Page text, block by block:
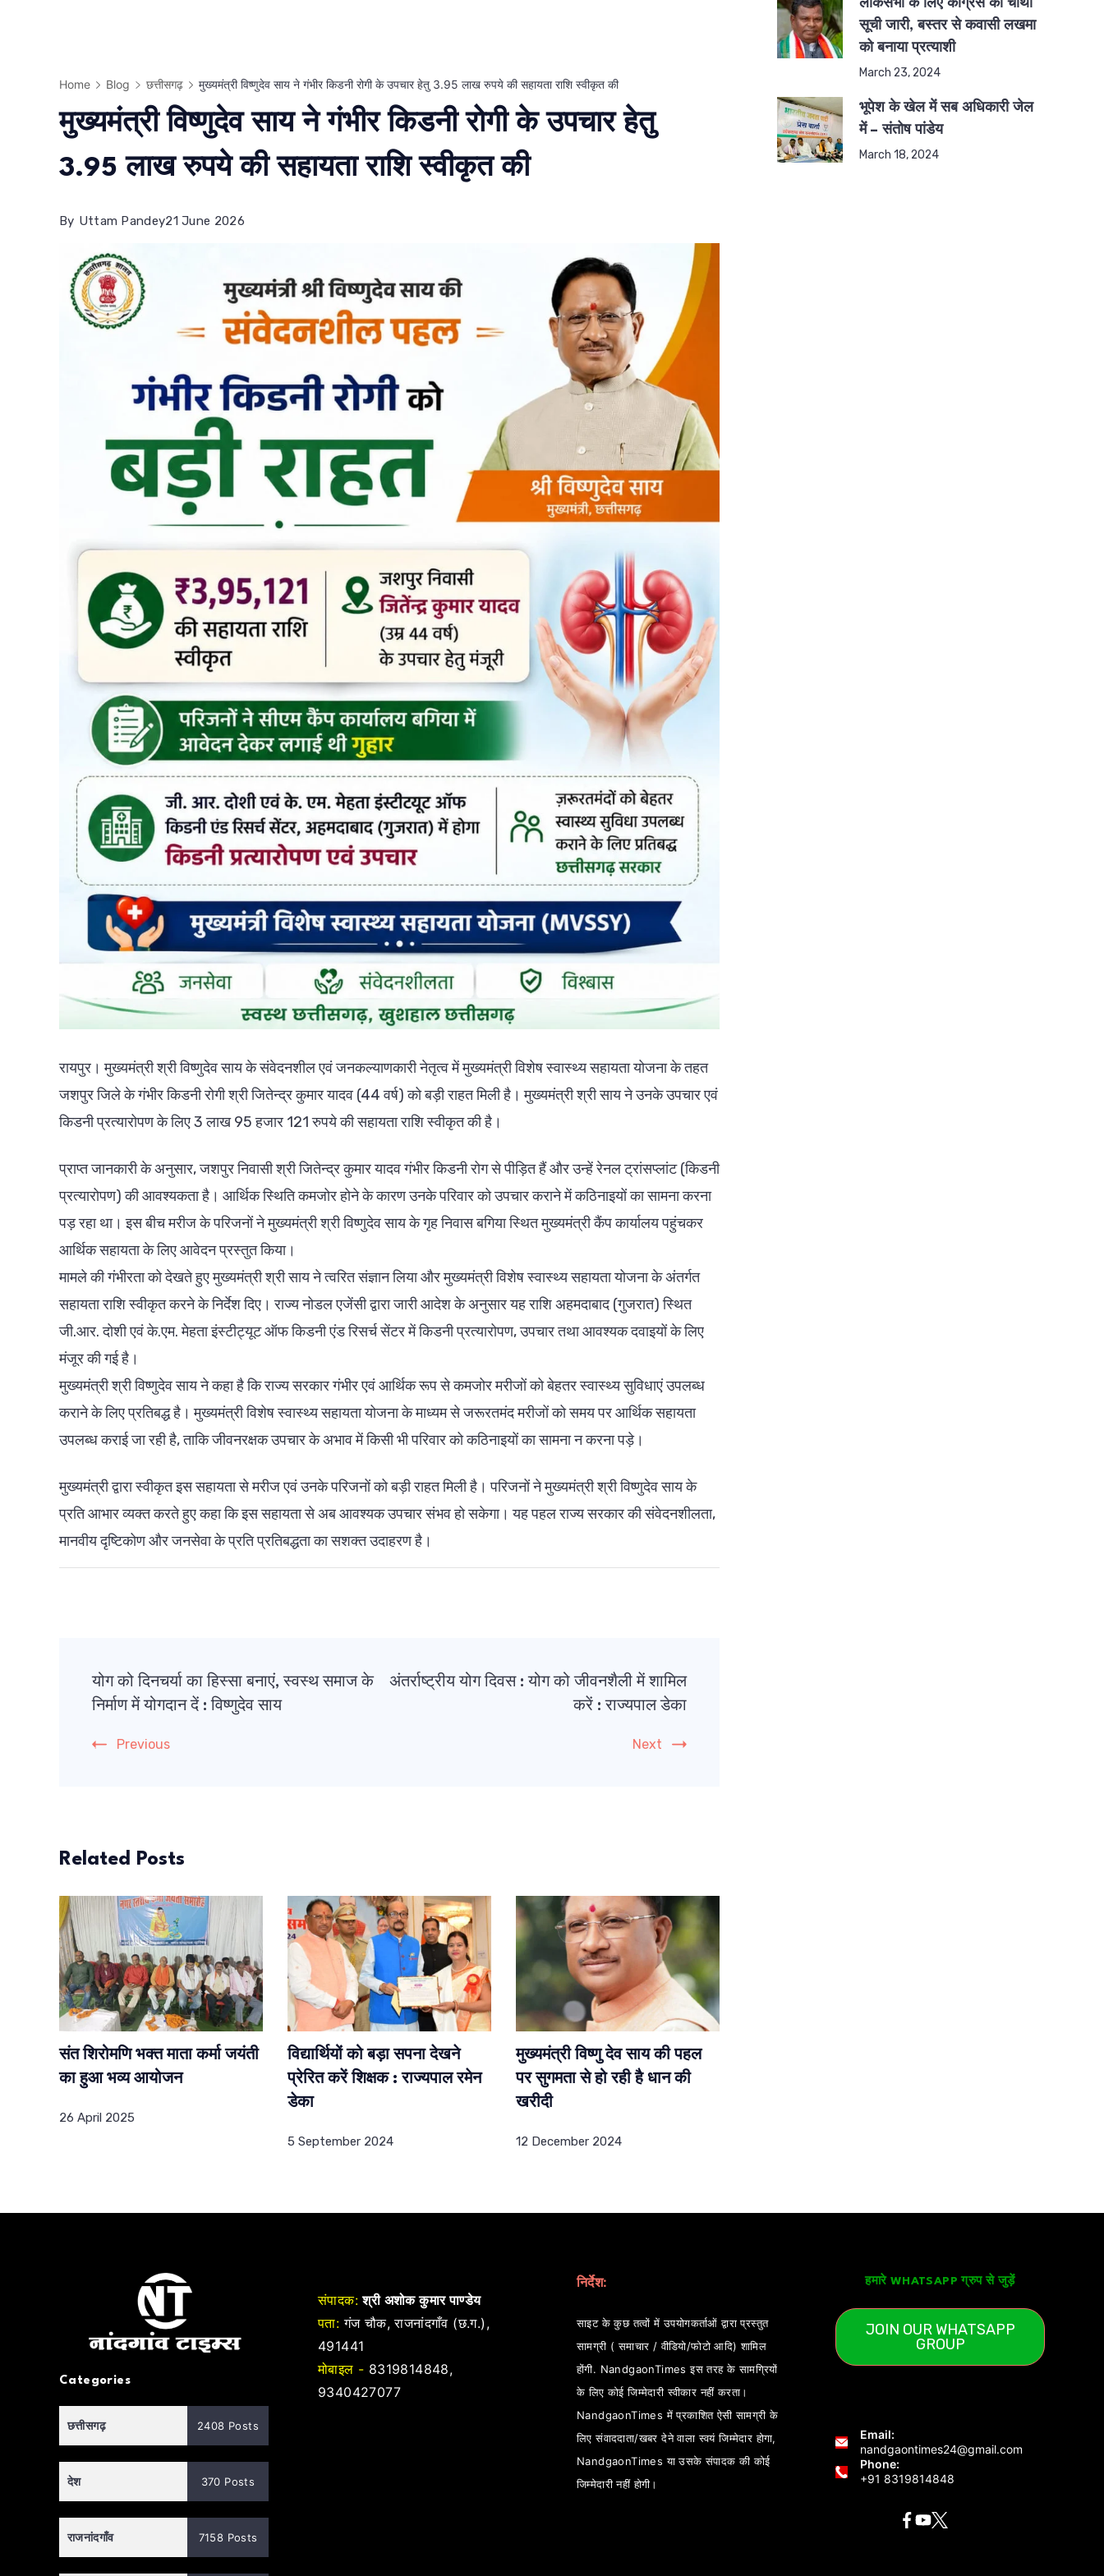
Home Blog छत्तीसगढ़ मुख्यमंत्री विष्णुदेव साय ने गंभीर किडनी रोगी के उपचार हेतु 3.95 लाख रुपये की सहायता राशि स्वीकृत की
मुख्यमंत्री विष्णुदेव साय ने गंभीर किडनी रोगी के उपचार हेतु
3.95 लाख रुपये की सहायता राशि स्वीकृत की
By Uttam Pandey21 June 2026
रायपुर। मुख्यमंत्री श्री विष्णुदेव साय के संवेदनशील एवं जनकल्याणकारी नेतृत्व में मुख्यमंत्री विशेष स्वास्थ्य सहायता योजना के तहत
जशपुर जिले के गंभीर किडनी रोगी श्री जितेन्द्र कुमार यादव (44 वर्ष) को बड़ी राहत मिली है। मुख्यमंत्री श्री साय ने उनके उपचार एवं
किडनी प्रत्यारोपण के लिए 3 लाख 95 हजार 121 रुपये की सहायता राशि स्वीकृत की है।
प्राप्त जानकारी के अनुसार, जशपुर निवासी श्री जितेन्द्र कुमार यादव गंभीर किडनी रोग से पीड़ित हैं और उन्हें रेनल ट्रांसप्लांट (किडनी
प्रत्यारोपण) की आवश्यकता है। आर्थिक स्थिति कमजोर होने के कारण उनके परिवार को उपचार कराने में कठिनाइयों का सामना करना
पड़ रहा था। इस बीच मरीज के परिजनों ने मुख्यमंत्री श्री विष्णुदेव साय के गृह निवास बगिया स्थित मुख्यमंत्री कैंप कार्यालय पहुंचकर
आर्थिक सहायता के लिए आवेदन प्रस्तुत किया।
मामले की गंभीरता को देखते हुए मुख्यमंत्री श्री साय ने त्वरित संज्ञान लिया और मुख्यमंत्री विशेष स्वास्थ्य सहायता योजना के अंतर्गत
सहायता राशि स्वीकृत करने के निर्देश दिए। राज्य नोडल एजेंसी द्वारा जारी आदेश के अनुसार यह राशि अहमदाबाद (गुजरात) स्थित
जी.आर. दोशी एवं के.एम. मेहता इंस्टीट्यूट ऑफ किडनी एंड रिसर्च सेंटर में किडनी प्रत्यारोपण, उपचार तथा आवश्यक दवाइयों के लिए
मंजूर की गई है।
मुख्यमंत्री श्री विष्णुदेव साय ने कहा है कि राज्य सरकार गंभीर एवं आर्थिक रूप से कमजोर मरीजों को बेहतर स्वास्थ्य सुविधाएं उपलब्ध
कराने के लिए प्रतिबद्ध है। मुख्यमंत्री विशेष स्वास्थ्य सहायता योजना के माध्यम से जरूरतमंद मरीजों को समय पर आर्थिक सहायता
उपलब्ध कराई जा रही है, ताकि जीवनरक्षक उपचार के अभाव में किसी भी परिवार को कठिनाइयों का सामना न करना पड़े।
मुख्यमंत्री द्वारा स्वीकृत इस सहायता से मरीज एवं उनके परिजनों को बड़ी राहत मिली है। परिजनों ने मुख्यमंत्री श्री विष्णुदेव साय के
प्रति आभार व्यक्त करते हुए कहा कि इस सहायता से अब आवश्यक उपचार संभव हो सकेगा। यह पहल राज्य सरकार की संवेदनशीलता,
मानवीय दृष्टिकोण और जनसेवा के प्रति प्रतिबद्धता का सशक्त उदाहरण है।
Navigation
योग को दिनचर्या का हिस्सा बनाएं, स्वस्थ समाज के
निर्माण में योगदान दें : विष्णुदेव साय
Previous
अंतर्राष्ट्रीय योग दिवस : योग को जीवनशैली में शामिल
करें : राज्यपाल डेका
Next
Related Posts
संत शिरोमणि भक्त माता कर्मा जयंती
का हुआ भव्य आयोजन
26 April 2025
विद्यार्थियों को बड़ा सपना देखने
प्रेरित करें शिक्षक : राज्यपाल रमेन
डेका
5 September 2024
मुख्यमंत्री विष्णु देव साय की पहल
पर सुगमता से हो रही है धान की
खरीदी
12 December 2024
लोकसभा के लिए कांग्रेस की चौथी
सूची जारी, बस्तर से कवासी लखमा
को बनाया प्रत्याशी
March 23, 2024
भूपेश के खेल में सब अधिकारी जेल
में – संतोष पांडेय
March 18, 2024
Categories
छत्तीसगढ़ 2408 Posts
देश 370 Posts
राजनांदगाँव 7158 Posts
संपादक: श्री अशोक कुमार पाण्डेय
पता: गंज चौक, राजनांदगाँव (छ.ग.),
491441
मोबाइल - 8319814848,
9340427077
निर्देश:
साइट के कुछ तत्वों में उपयोगकर्ताओं द्वारा प्रस्तुत
सामग्री ( समाचार / वीडियो/फोटो आदि) शामिल
होंगी. NandgaonTimes इस तरह के सामग्रियों
के लिए कोई जिम्मेदारी स्वीकार नहीं करता।
NandgaonTimes में प्रकाशित ऐसी सामग्री के
लिए संवाददाता/खबर देने वाला स्वयं जिम्मेदार होगा,
NandgaonTimes या उसके संपादक की कोई
जिम्मेदारी नहीं होगी।
हमारे WHATSAPP ग्रुप से जुड़ें
JOIN OUR WHATSAPP
GROUP
Email:
nandgaontimes24@gmail.com
Phone:
+91 8319814848